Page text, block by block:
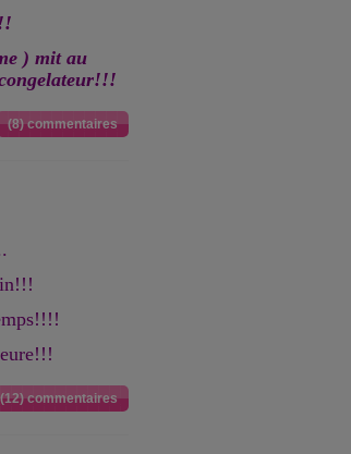
) mit au
(8) commentaires
(12) commentaires